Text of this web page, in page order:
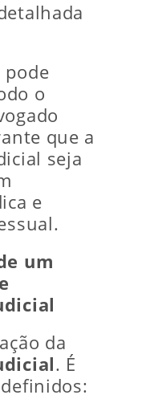
pode
o
que a
seja
e
um
da
. É